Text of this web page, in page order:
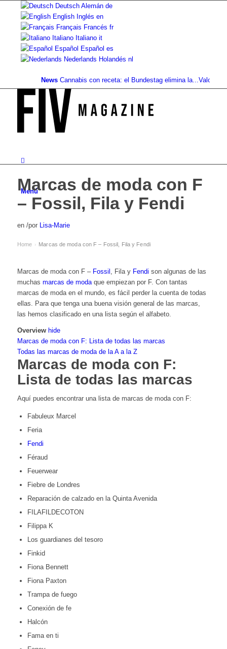
Deutsch Alemán de
English Inglés en
Français Francés fr
Italiano Italiano it
Español Español es
Nederlands Holandés nl
News Cannabis con receta: el Bundestag elimina la... Valor del
Menú
Marcas de moda con F
– Fossil, Fila y Fendi
en /por Lisa-Marie
Home › Marcas de moda con F – Fossil, Fila y Fendi
Marcas de moda con F – Fossil , Fila y Fendi son algunas de las
muchas marcas de modaque empiezan por F. Con tantas
marcas de moda en el mundo, es fácil perder la cuenta de todas
ellas. Para que tenga una buena visión general de las marcas,
las hemos clasificado en una lista según el alfabeto.
Overview hide
Marcas de moda con F: Lista de todas las marcas
Todas las marcas de moda de la A a la Z
Marcas de moda con F:
Lista de todas las marcas
Aquí puedes encontrar una lista de marcas de moda con F:
Fabuleux Marcel
Feria
Fendi
Féraud
Feuerwear
Fiebre de Londres
Reparación de calzado en la Quinta Avenida
FILAFILDECOTON
Filippa K
Los guardianes del tesoro
Finkid
Fiona Bennett
Fiona Paxton
Trampa de fuego
Conexión de fe
Halcón
Fama en ti